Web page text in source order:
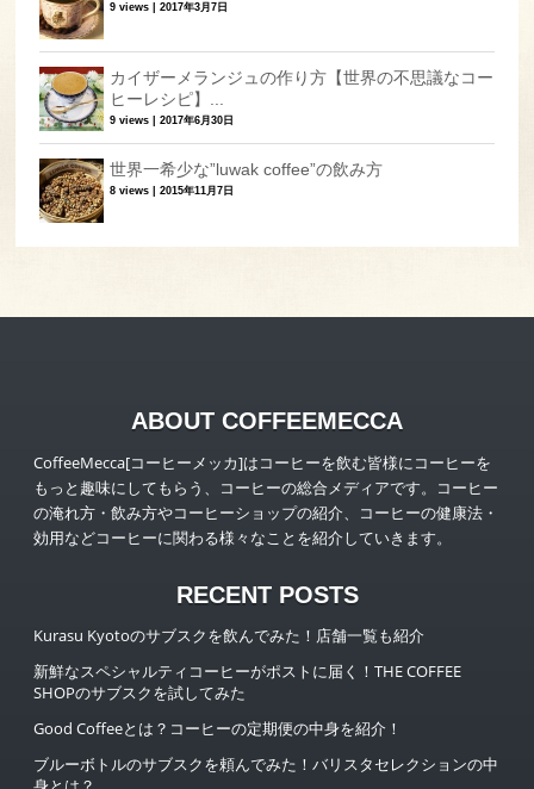
9 views |2017年3月7日
カイザーメランジュの作り方【世界の不思議なコー
ヒーレシピ】...
9 views |2017年6月30日
世界一希少な”luwak coffee”の飲み方
8 views |2015年11月7日
ABOUT COFFEEMECCA
CoffeeMecca[コーヒーメッカ]はコーヒーを飲む皆様にコーヒーを
もっと趣味にしてもらう、コーヒーの総合メディアです。コーヒー
の淹れ方・飲み方やコーヒーショップの紹介、コーヒーの健康法・
効用などコーヒーに関わる様々なことを紹介していきます。
RECENT POSTS
Kurasu Kyotoのサブスクを飲んでみた！店舗一覧も紹介
新鮮なスペシャルティコーヒーがポストに届く！THE COFFEE
SHOPのサブスクを試してみた
Good Coffeeとは？コーヒーの定期便の中身を紹介！
ブルーボトルのサブスクを頼んでみた！バリスタセレクションの中